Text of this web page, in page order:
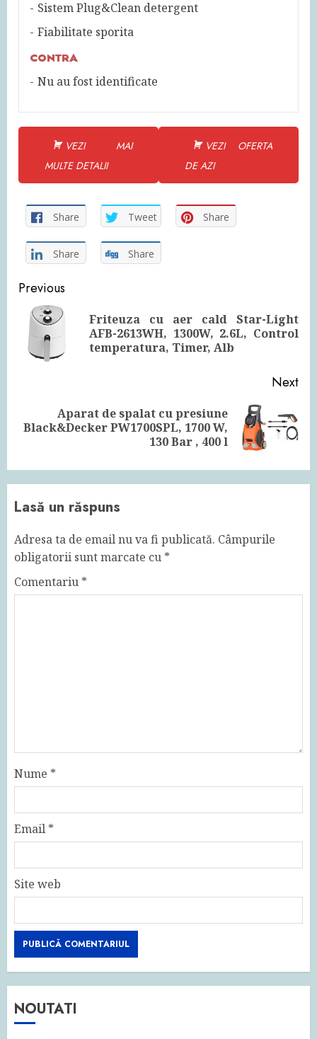
Sistem Plug&Clean detergent
Fiabilitate sporita
CONTRA
Nu au fost identificate
VEZI MAI
MULTE DETALII
VEZI OFERTA
DE AZI
Share Tweet Share
Share Share
Continue
Reading
Previous
Friteuza cu aer cald Star-Light
AFB-2613WH, 1300W, 2.6L, Control
temperatura, Timer, Alb
Next
Next
Aparat de spalat cu presiune
Black&Decker PW1700SPL, 1700 W,
130 Bar , 400 l
Lasă un răspuns
Adresa ta de email nu va fi publicată. Câmpurile
obligatorii sunt marcate cu *
Comentariu *
Nume *
Email *
Site web
NOUTATI